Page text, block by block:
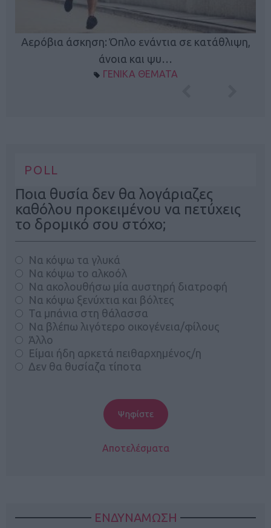
Αερόβια άσκηση: Όπλο ενάντια σε κατάθλιψη,
άνοια και ψυ…
ΓΕΝΙΚΑ ΘΕΜΑΤΑ
POLL
Ποια θυσία δεν θα λογάριαζες
καθόλου προκειμένου να πετύχεις
το δρομικό σου στόχο;
Να κόψω τα γλυκά
Να κόψω το αλκοόλ
Να ακολουθήσω μία αυστηρή διατροφή
Να κόψω ξενύχτια και βόλτες
Τα μπάνια στη θάλασσα
Να βλέπω λιγότερο οικογένεια/φίλους
Άλλο
Είμαι ήδη αρκετά πειθαρχημένος/η
Δεν θα θυσίαζα τίποτα
Αποτελέσματα
ΕΝΔΥΝΑΜΩΣΗ